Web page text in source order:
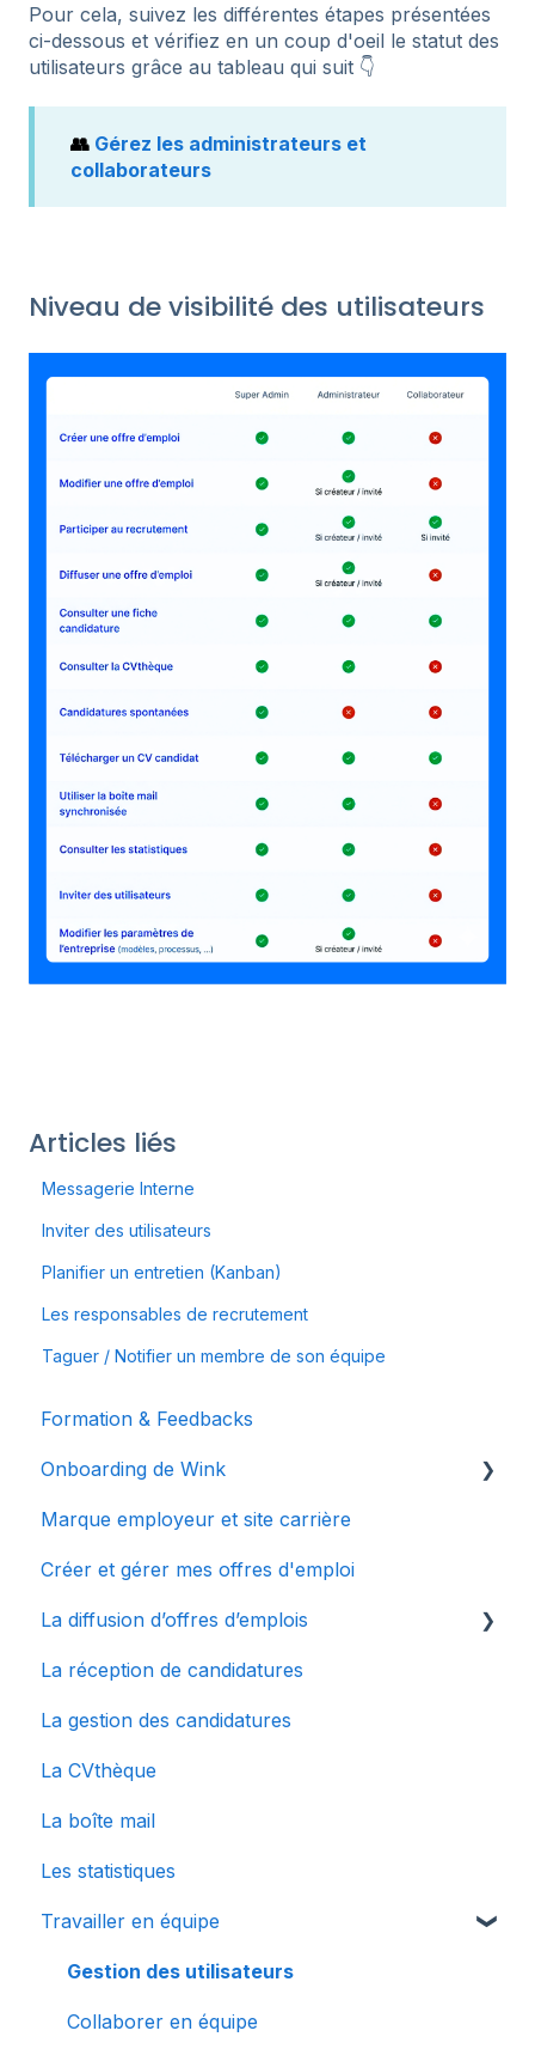
Pour cela, suivez les différentes étapes présentées
ci-dessous et vérifiez en un coup d'oeil le statut des
utilisateurs grâce au tableau qui suit 👇
👥 Gérez les administrateurs et
collaborateurs
Niveau de visibilité des utilisateurs
Articles liés
Messagerie Interne
Inviter des utilisateurs
Planifier un entretien (Kanban)
Les responsables de recrutement
Taguer / Notifier un membre de son équipe
Formation & Feedbacks
Onboarding de Wink
Bienvenue chez Wink
Mes premiers pas
Configurer mon compte
Le dashboard
Marque employeur et site carrière
Créer et gérer mes offres d'emploi
La diffusion d’offres d’emplois
La multidiffusion
Connecter des sites d'emplois à Wink
La réception de candidatures
La gestion des candidatures
La CVthèque
La boîte mail
Les statistiques
Travailler en équipe
Gestion des utilisateurs
Collaborer en équipe